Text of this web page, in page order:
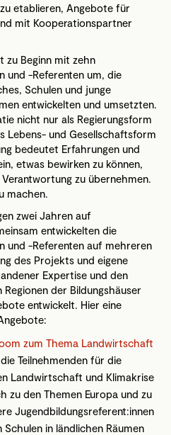
etablieren, Angebote für
mit Kooperationspartner
zu Beginn mit zehn
und -Referenten um, die
Schulen und junge
entwickelten und umsetzten.
nicht nur als Regierungsform
Lebens- und Gesellschaftsform
bedeutet Erfahrungen und
etwas bewirken zu können,
zu übernehmen.
machen.
zwei Jahren auf
entwickelten die
und -Referenten auf mehreren
des Projekts und eigene
Expertise und den
der Bildungshäuser
entwickelt. Hier eine
zum Thema Landwirtschaft
Teilnehmenden für die
Landwirtschaft und Klimakrise
zu den Themen Europa und zu
Jugendbildungsreferent:innen
Schulen in ländlichen Räumen